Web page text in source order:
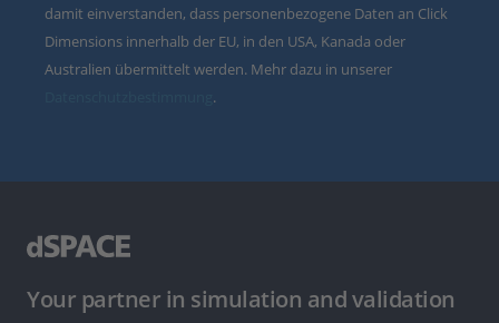
damit einverstanden, dass personenbezogene Daten an Click
Dimensions innerhalb der EU, in den USA, Kanada oder
Australien übermittelt werden. Mehr dazu in unserer
.
Your partner in simulation and validation